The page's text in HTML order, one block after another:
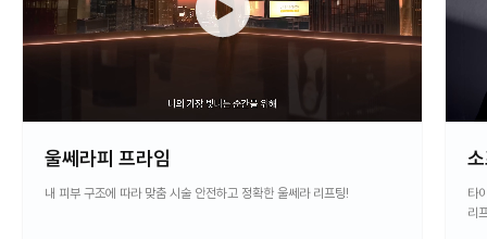
울쎄라피 프라임
내 피부 구조에 따라 맞춤 시술 안전하고 정확한 울쎄라 리프팅!
타
리